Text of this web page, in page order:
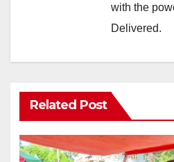
with the
Delivered.
Related Post